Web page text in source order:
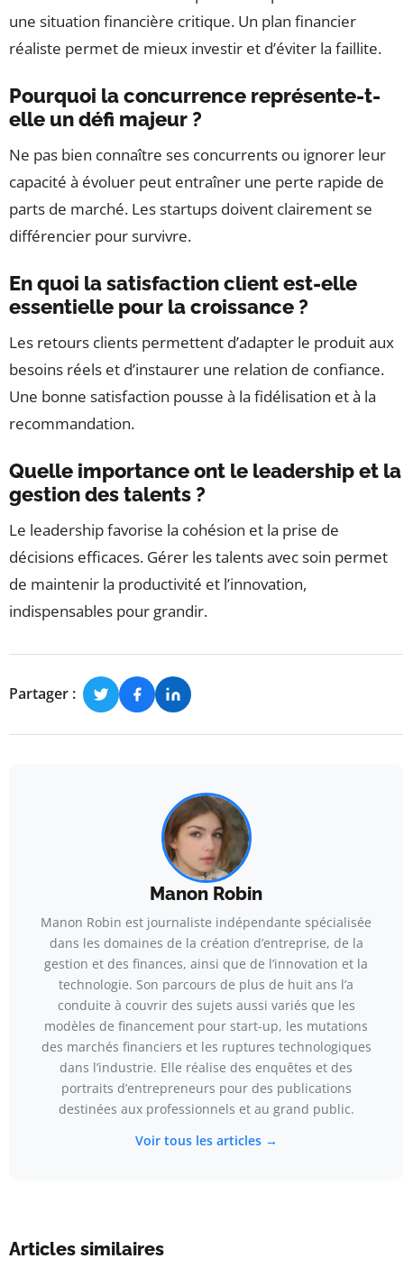
une situation financière critique. Un plan financier
réaliste permet de mieux investir et d’éviter la faillite.
Pourquoi la concurrence représente-t-
elle un défi majeur ?
Ne pas bien connaître ses concurrents ou ignorer leur
capacité à évoluer peut entraîner une perte rapide de
parts de marché. Les startups doivent clairement se
différencier pour survivre.
En quoi la satisfaction client est-elle
essentielle pour la croissance ?
Les retours clients permettent d’adapter le produit aux
besoins réels et d’instaurer une relation de confiance.
Une bonne satisfaction pousse à la fidélisation et à la
recommandation.
Quelle importance ont le leadership et la
gestion des talents ?
Le leadership favorise la cohésion et la prise de
décisions efficaces. Gérer les talents avec soin permet
de maintenir la productivité et l’innovation,
indispensables pour grandir.
Partager :
Manon Robin
Manon Robin est journaliste indépendante spécialisée
dans les domaines de la création d’entreprise, de la
gestion et des finances, ainsi que de l’innovation et la
technologie. Son parcours de plus de huit ans l’a
conduite à couvrir des sujets aussi variés que les
modèles de financement pour start-up, les mutations
des marchés financiers et les ruptures technologiques
dans l’industrie. Elle réalise des enquêtes et des
portraits d’entrepreneurs pour des publications
destinées aux professionnels et au grand public.
Voir tous les articles →
Articles similaires